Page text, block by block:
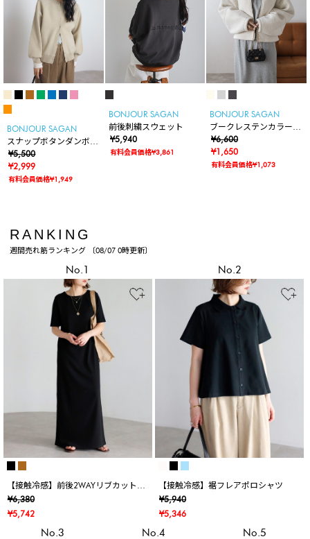
BONJOUR SAGAN
スナップボタンダンボー
ルカーディガン
¥5,500
¥2,999
有料会員価格¥1,949
BONJOUR SAGAN
前後刺繍スウェット
¥5,940
有料会員価格¥3,861
BONJOUR SAGAN
ブークレステンカラーW
ジップブルゾン
¥6,600
¥1,650
有料会員価格¥1,073
RANKING
週間売れ筋ランキング 〔08/07 0時更新〕
No.1
【接触冷感】前後2WAYリブカットワ
ンピース
¥6,380
¥5,742
No.2
【接触冷感】裾フレアポロシャツ
¥5,940
¥5,346
No.3 No.4 No.5